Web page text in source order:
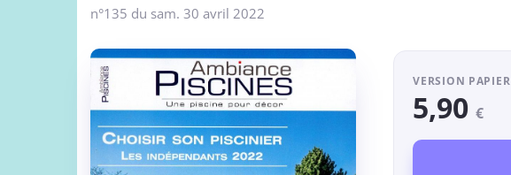
n°135 du sam. 30 avril 2022
VERSION PAPIER
5,90€